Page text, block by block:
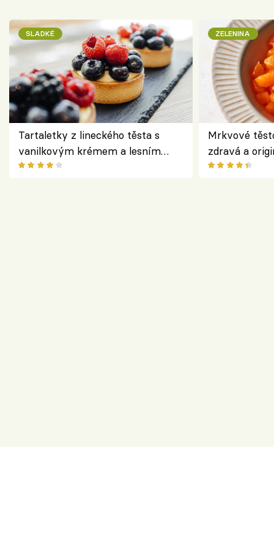
SLADKÉ
Tartaletky z lineckého těsta s
vanilkovým krémem a lesním
ovocem podle Bread Society
ZELENINA
Mrkvové
zdravá a
klasiky